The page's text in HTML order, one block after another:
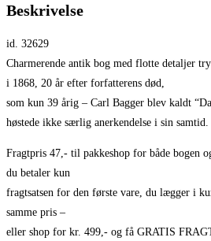
Beskrivelse
id. 32629
Charmerende antik bog med flotte detaljer
i 1868, 20 år efter forfatterens død,
som kun 39 årig – Carl Bagger blev kaldt
høstede ikke særlig anerkendelse i sin samtid.
Fragtpris 47,- til pakkeshop for både bogen
du betaler kun
fragtsatsen for den første vare, du lægger i
samme pris –
eller shop for kr. 499,- og få GRATIS